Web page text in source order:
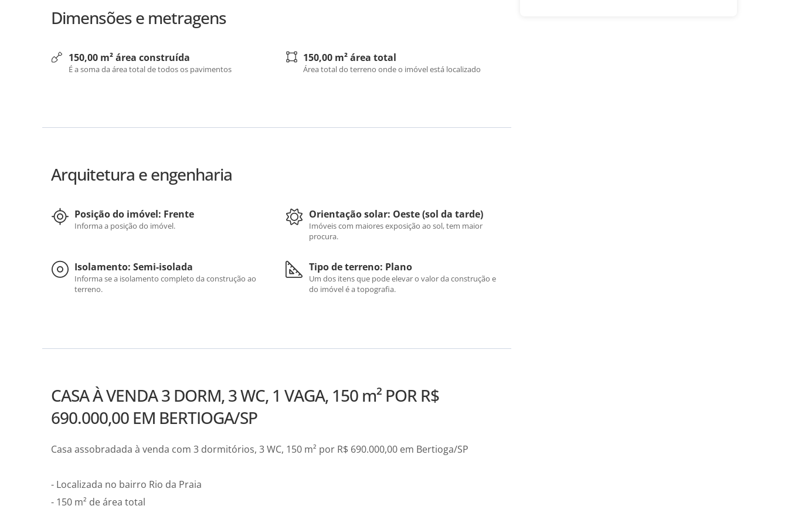
Dimensões e metragens
150,00 m² área construída
É a soma da área total de todos os pavimentos
150,00 m² área total
Área total do terreno onde o imóvel está localizado
Arquitetura e engenharia
Posição do imóvel: Frente
Informa a posição do imóvel.
Orientação solar: Oeste (sol da tarde)
Imóveis com maiores exposição ao sol, tem maior
procura.
Isolamento: Semi-isolada
Informa se a isolamento completo da construção ao
terreno.
Tipo de terreno: Plano
Um dos itens que pode elevar o valor da construção e
do imóvel é a topografia.
CASA À VENDA 3 DORM, 3 WC, 1 VAGA, 150 m² POR R$
690.000,00 EM BERTIOGA/SP
Casa assobradada à venda com 3 dormitórios, 3 WC, 150 m² por R$ 690.000,00 em Bertioga/SP
- Localizada no bairro Rio da Praia
- 150 m² de área total